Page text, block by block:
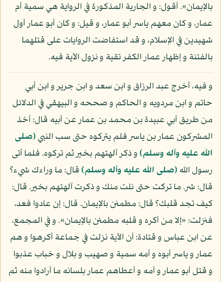
بالإيمان». أقول: و الجارية المذكورة في الرواية هي سمية أم
عمار، و كان معهم ياسر أبو عمار، و قيل: و كان أبو عمار أول
شهيدين في الإسلام، و قد استفاضت الروايات على قتلهما
بالفتنة و إظهار عمار الكفر تقية و نزول الآية فيه.
و فيه، أخرج عبد الرزاق و ابن سعد و ابن جرير و ابن أبي
حاتم و ابن مردويه و الحاكم و صححه و البيهقي في الدلائل
من طريق أبي عبيدة بن محمد بن عمار عن أبيه قال: أخذ
المشركون عمار بن ياسر فلم يتركوه حتى سب النبي(صلى
الله عليه وآله وسلم)و ذكر آلهتهم بخير ثم تركوه. فلما أتى
رسول الله(صلى الله عليه وآله وسلم)قال: ما وراءك شيء؟
قال: شر. ما تركت حتى نلت منك و ذكرت آلهتهم بخير. قال:
كيف تجد قلبك؟ قال: مطمئن بالإيمان. قال: إن عادوا فعد،
فنزلت: «إلا من أكره و قلبه مطمئن بالإيمان». و في المجمع،
عن ابن عباس و قتادة: أن الآية نزلت في جماعة أكرهوا و هم
عمار و ياسر أبوه و أمه سمية و صهيب و بلال و خباب عذبوا
و قتل أبو عمار و أمه و أعطاهم عمار بلسانه ما أرادوا منه ثم